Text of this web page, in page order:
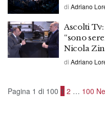
di Adriano
Ascolti Tv:
“sono
Nicola
di Adriano
Pagina 1 di 100 1 2 … 100